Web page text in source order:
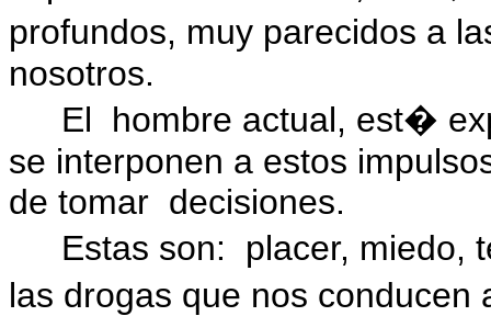
profundos, muy parecidos a
nosotros.
El
hombre actual, est�
se interponen a estos
de tomar decisiones.
Estas son:
placer, miedo,
las drogas que nos